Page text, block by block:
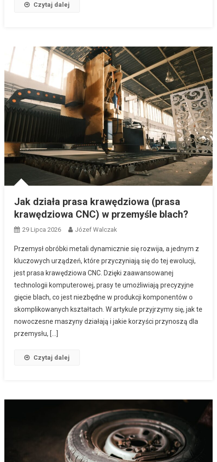
Czytaj dalej
Jak działa prasa krawędziowa (prasa
krawędziowa CNC) w przemyśle blach?
29 Lipca 2026 Józef Walczak
Przemysł obróbki metali dynamicznie się rozwija, a jednym z
kluczowych urządzeń, które przyczyniają się do tej ewolucji,
jest prasa krawędziowa CNC. Dzięki zaawansowanej
technologii komputerowej, prasy te umożliwiają precyzyjne
gięcie blach, co jest niezbędne w produkcji komponentów o
skomplikowanych kształtach. W artykule przyjrzymy się, jak te
nowoczesne maszyny działają i jakie korzyści przynoszą dla
przemysłu, […]
Czytaj dalej